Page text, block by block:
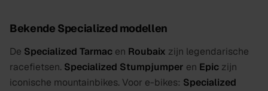
Bekende Specialized modellen
De Specialized Tarmac en Roubaix zijn legendarische
racefietsen. Specialized Stumpjumper en Epic zijn
iconische mountainbikes. Voor e-bikes: Specialized